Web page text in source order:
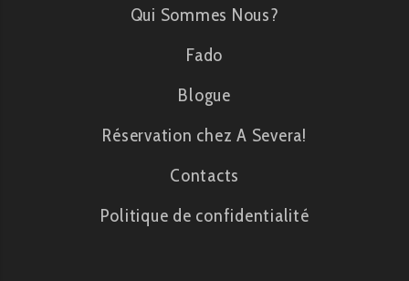
Qui Sommes Nous?
Fado
Blogue
Réservation chez A Severa!
Contacts
Politique de confidentialité